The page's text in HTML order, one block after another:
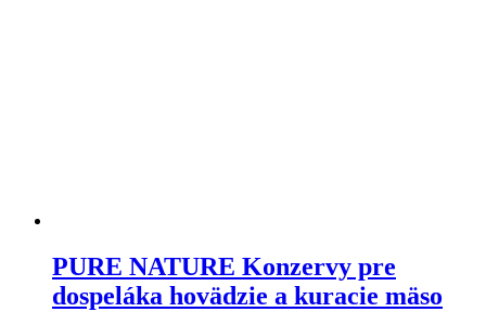
PURE NATURE Konzervy pre
dospeláka hovädzie a kuracie mäso